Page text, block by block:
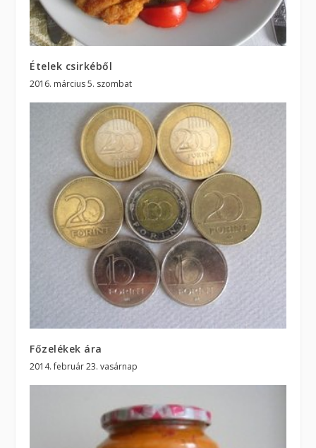
Ételek csirkéből
2016. március 5. szombat
Főzelékek ára
2014. február 23. vasárnap